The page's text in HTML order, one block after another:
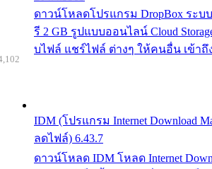
ดาวน์โหลดโปรแกรม DropBox ระบ
รี 2 GB รูปแบบออนไลน์ Cloud
บไฟล์ แชร์ไฟล์ ต่างๆ ให้คนอื่น เข้าถึ
IDM (โปรแกรม Internet Download
ลดไฟล์) 6.43.7
ดาวน์โหลด IDM โหลด Internet